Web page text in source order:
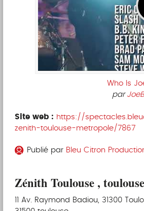
Who Is
par
Site web : https://
zenith-toulouse-metropole/7867
Publié par Bleu Citron
Zénith Toulouse , toulouse
11 Av. Raymond Badiou, 31300